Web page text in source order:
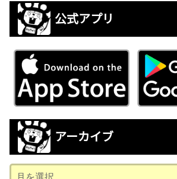
公式アプリ
アーカイブ